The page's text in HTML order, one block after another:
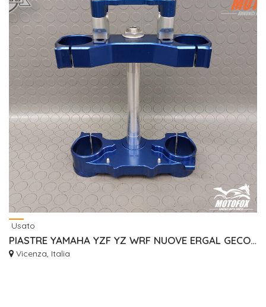
Usato
PIASTRE YAMAHA YZF YZ WRF NUOVE ERGAL GECO RISER
Vicenza, Italia